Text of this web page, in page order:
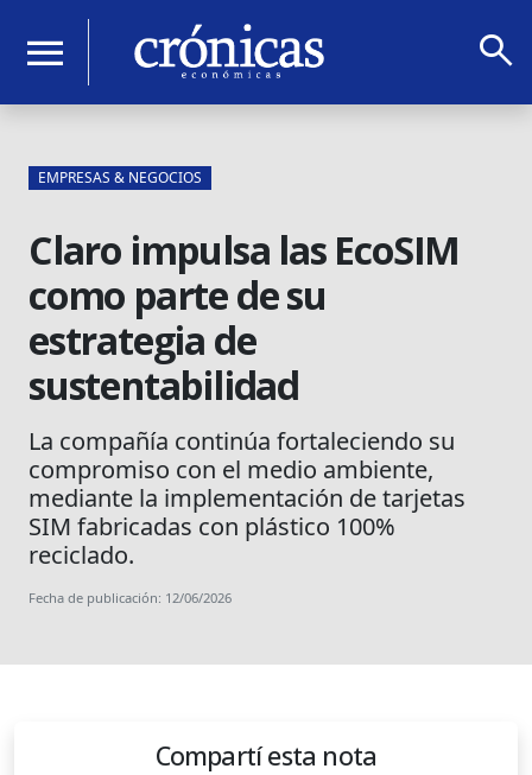
menu search
EMPRESAS & NEGOCIOS
Claro impulsa las EcoSIM
como parte de su
estrategia de
sustentabilidad
La compañía continúa fortaleciendo su
compromiso con el medio ambiente,
mediante la implementación de tarjetas
SIM fabricadas con plástico 100%
reciclado.
Fecha de publicación: 12/06/2026
Compartí esta nota